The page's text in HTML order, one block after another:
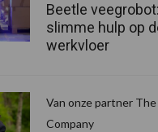
Beetle
slimme hulp op
werkvloer
Van onze partner The
Company